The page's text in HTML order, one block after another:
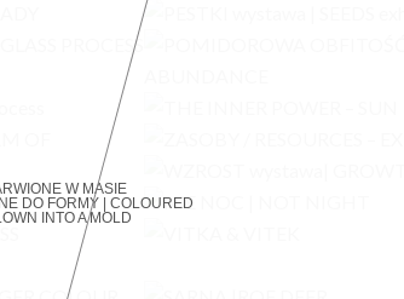
W MASIE
DO FORMY | COLOURED
INTO A MOLD